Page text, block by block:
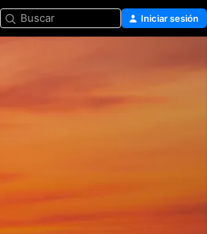
Buscar Iniciar sesión